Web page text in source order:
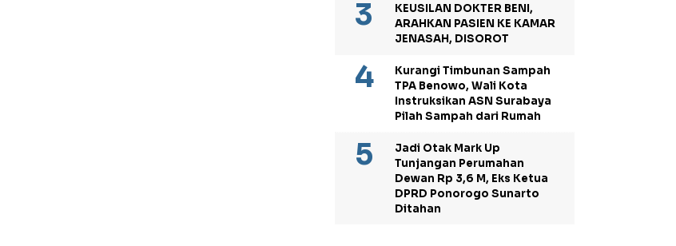
KEUSILAN DOKTER BENI,
ARAHKAN PASIEN KE KAMAR
JENASAH, DISOROT
Kurangi Timbunan Sampah
TPA Benowo, Wali Kota
Instruksikan ASN Surabaya
Pilah Sampah dari Rumah
Jadi Otak Mark Up
Tunjangan Perumahan
Dewan Rp 3,6 M, Eks Ketua
DPRD Ponorogo Sunarto
Ditahan